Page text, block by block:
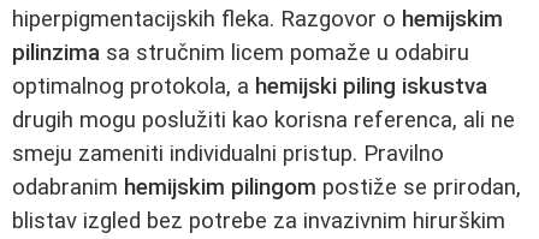
hiperpigmentacijskih fleka. Razgovor o hemijskim
pilinzima sa stručnim licem pomaže u odabiru
optimalnog protokola, a hemijski piling iskustva
drugih mogu poslužiti kao korisna referenca, ali ne
smeju zameniti individualni pristup. Pravilno
odabranim hemijskim pilingom postiže se prirodan,
blistav izgled bez potrebe za invazivnim hirurškim